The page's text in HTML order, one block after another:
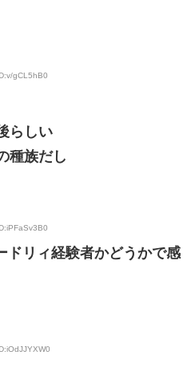
gCL5hB0
らしい
種族だし
ドリィ経験者かどうかで感